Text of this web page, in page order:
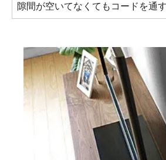
隙間が空いてなくてもコードを通